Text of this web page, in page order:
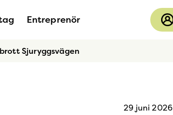
Entreprenör
Sjuryggsvägen
29 juni 2026